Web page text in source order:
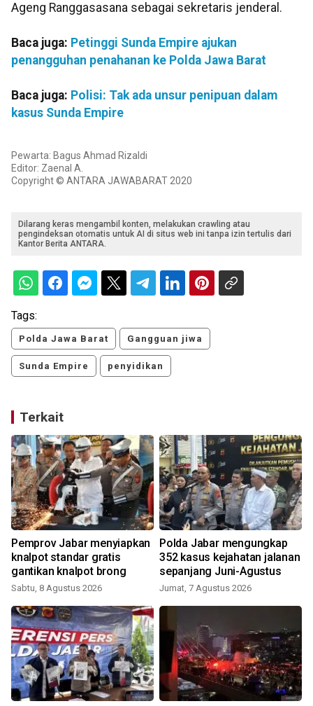
Ageng Ranggasasana sebagai sekretaris jenderal.
Baca juga: Petinggi Sunda Empire ajukan
penangguhan penahanan ke Polda Jawa Barat
Baca juga: Polisi: Tak ada unsur penipuan dalam
kasus Sunda Empire
Pewarta: Bagus Ahmad Rizaldi
Editor: Zaenal A.
Copyright © ANTARA JAWABARAT 2020
Dilarang keras mengambil konten, melakukan crawling atau
pengindeksan otomatis untuk AI di situs web ini tanpa izin tertulis dari
Kantor Berita ANTARA.
Tags:
Polda Jawa Barat Gangguan jiwa
Sunda Empire penyidikan
Terkait
Pemprov Jabar menyiapkan
knalpot standar gratis
gantikan knalpot brong
Sabtu, 8 Agustus 2026
Polda Jabar mengungkap
352 kasus kejahatan jalanan
sepanjang Juni-Agustus
Jumat, 7 Agustus 2026